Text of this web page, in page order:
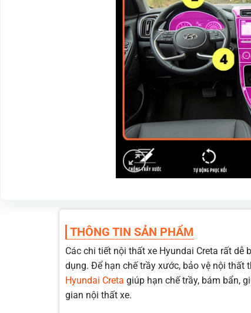
THÔNG TIN SẢN PHẨM
Các chi tiết nội thất xe Hyundai Creta rất
dụng. Để hạn chế trầy xước, bảo vệ nội thất
Hyundai Creta giúp hạn chế trầy, bám bẩn,
gian nội thất xe.